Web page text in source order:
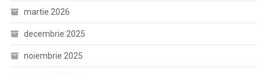
martie 2026
decembrie 2025
noiembrie 2025